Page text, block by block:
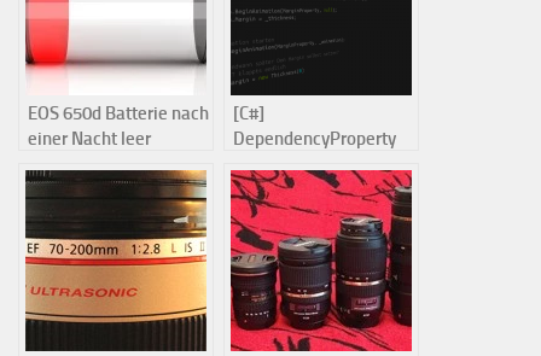
EOS 650d Batterie nach
einer Nacht leer
[C#]
DependencyProperty
wieder händisch
ändern